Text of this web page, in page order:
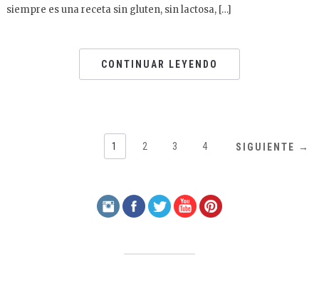
siempre es una receta sin gluten, sin lactosa, […]
CONTINUAR LEYENDO
1 2 3 4 SIGUIENTE →